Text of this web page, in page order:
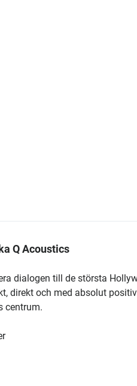
Q Acoustics
dialogen till de största
direkt och med absolut
centrum.